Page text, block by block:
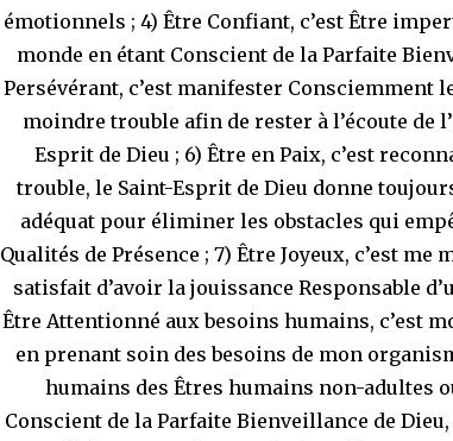
émotionnels ; 4) Être Confiant, c’est Être
monde en étant Conscient de la Parfaite
Persévérant, c’est manifester Consciemment
moindre trouble afin de rester à l’écoute de
Esprit de Dieu ; 6) Être en Paix, c’est
trouble, le Saint-Esprit de Dieu donne
adéquat pour éliminer les obstacles qui
Qualités de Présence ; 7) Être Joyeux, c’est
satisfait d’avoir la jouissance Responsable
Être Attentionné aux besoins humains, c’est
en prenant soin des besoins de mon
humains des Êtres humains non-adultes
Conscient de la Parfaite Bienveillance de